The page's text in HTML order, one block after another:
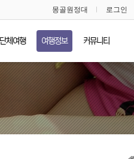
몽골원정대 로그인
체여행 여행정보 커뮤니티